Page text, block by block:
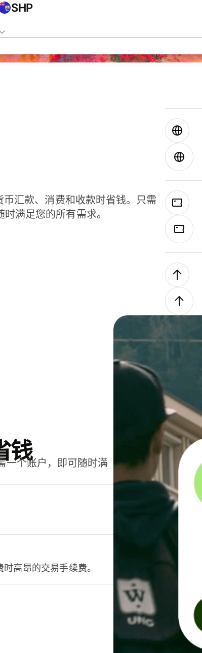
SHP
汇款、消费和收款时省钱。只需
满足您的所有需求。
钱
一个账户，即可随时满
高昂的交易手续费。